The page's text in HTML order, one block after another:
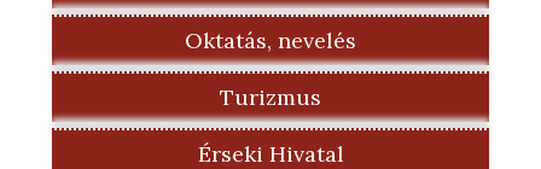
Oktatás, nevelés
Turizmus
Érseki Hivatal